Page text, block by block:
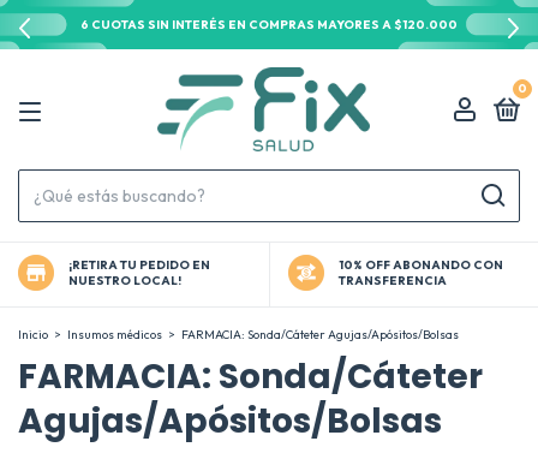
6 CUOTAS SIN INTERÉS EN COMPRAS MAYORES A $120.000
0
¡RETIRA TU PEDIDO EN
NUESTRO LOCAL!
10% OFF ABONANDO CON
TRANSFERENCIA
Inicio > Insumos médicos > FARMACIA: Sonda/Cáteter Agujas/Apósitos/Bolsas
FARMACIA: Sonda/Cáteter
Agujas/Apósitos/Bolsas